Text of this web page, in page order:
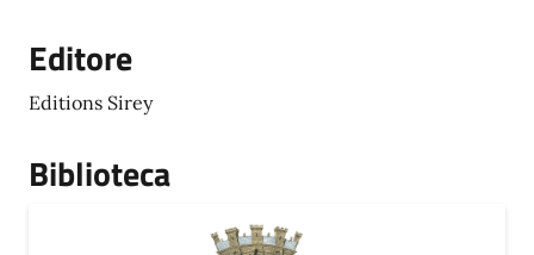
Editore
Editions Sirey
Biblioteca